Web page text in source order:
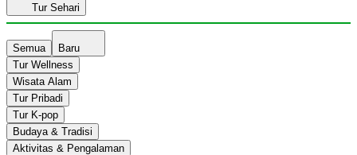
Tur Sehari
Semua
Baru
Tur Wellness
Wisata Alam
Tur Pribadi
Tur K-pop
Budaya & Tradisi
Aktivitas & Pengalaman